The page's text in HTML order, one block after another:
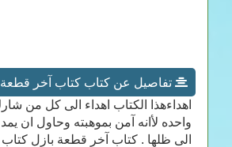
تفاصيل عن كتاب كتاب آخر قطعة
اهداءهذا الكتاب اهداء الى كل من
واحده لأانه آمن بموهبته وحاول ان
الى ظلها . كتاب آخر قطعة بازل